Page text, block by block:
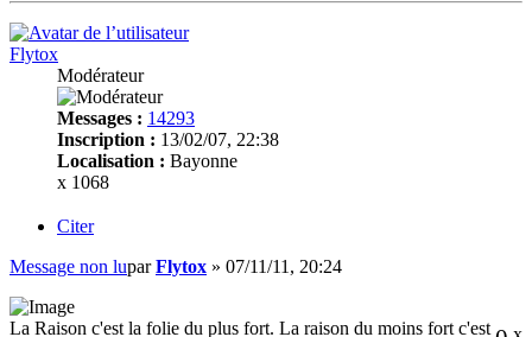
Flytox
Modérateur
Messages : 14293
Inscription : 13/02/07, 22:38
Localisation : Bayonne
x 1068
Citer
Message non luparFlytox » 07/11/11, 20:24
La Raison c'est la folie du plus fort. La raison du moins fort c'est